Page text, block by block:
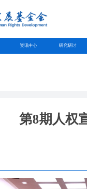
资讯中心 研究研讨
第8期人权